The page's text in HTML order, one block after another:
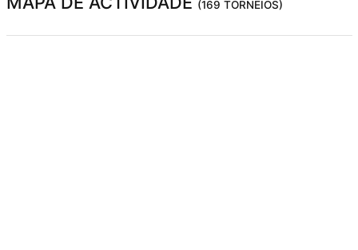
(169 TORNEIOS)